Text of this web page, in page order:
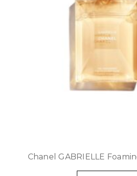
Chanel GABRIELLE